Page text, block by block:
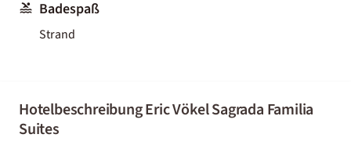
Badespaß
Strand
Hotelbeschreibung Eric Vökel Sagrada Familia
Suites